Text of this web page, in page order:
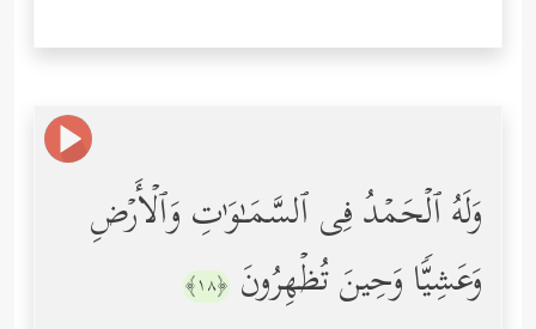
وَلَهُ ٱلۡحَمۡدُ فِی ٱلسَّمَـٰوَ ٰ⁠تِ وَٱلۡأَرۡضِ
وَعَشِیࣰّا وَحِینَ تُظۡهِرُونَ ﴿١٨﴾